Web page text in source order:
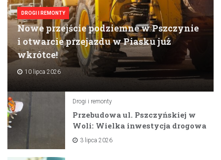
DROGI I REMONTY
Nowe przejście podziemne w Pszczynie
i otwarcie przejazdu w Piasku już
wkrótce!
10 lipca 2026
Drogi i remonty
Przebudowa ul. Pszczyńskiej w
Woli: Wielka inwestycja drogowa
na horyzoncie
3 lipca 2026